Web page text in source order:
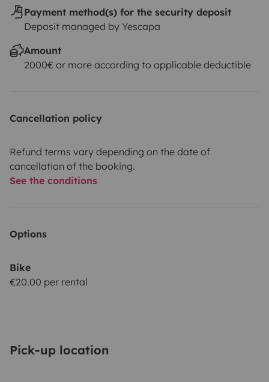
Payment method(s) for the security deposit
Deposit managed by Yescapa
Amount
2000€ or more according to applicable deductible
Cancellation policy
Refund terms vary depending on the date of
cancellation of the booking.
See the conditions
Options
Bike
€20.00 per rental
Pick-up location